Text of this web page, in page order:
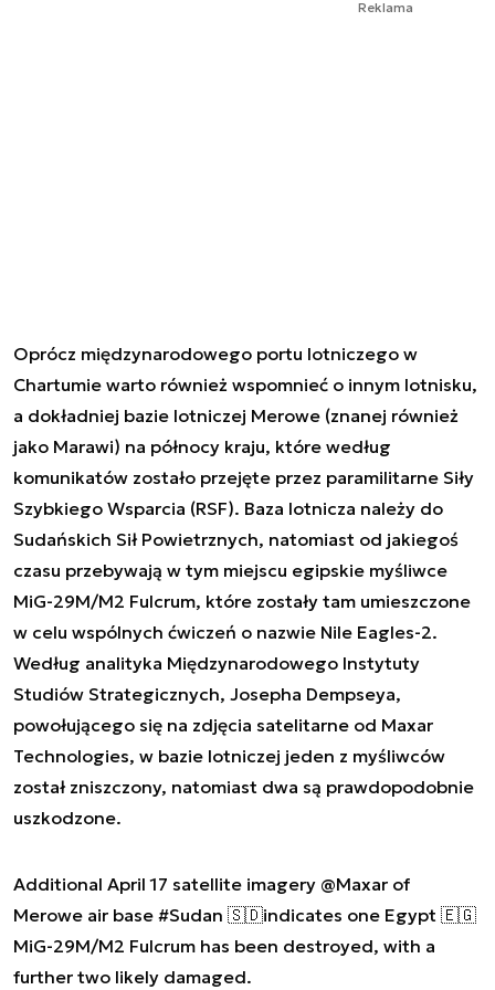
Reklama
Oprócz międzynarodowego portu lotniczego w
Chartumie warto również wspomnieć o innym lotnisku,
a dokładniej bazie lotniczej Merowe (znanej również
jako Marawi) na północy kraju, które według
komunikatów zostało przejęte przez paramilitarne Siły
Szybkiego Wsparcia (RSF). Baza lotnicza należy do
Sudańskich Sił Powietrznych, natomiast od jakiegoś
czasu przebywają w tym miejscu egipskie myśliwce
MiG-29M/M2 Fulcrum, które zostały tam umieszczone
w celu wspólnych ćwiczeń o nazwie Nile Eagles-2.
Według analityka Międzynarodowego Instytuty
Studiów Strategicznych, Josepha Dempseya,
powołującego się na zdjęcia satelitarne od Maxar
Technologies, w bazie lotniczej jeden z myśliwców
został zniszczony, natomiast dwa są prawdopodobnie
uszkodzone.
Additional April 17 satellite imagery @Maxar of
Merowe air base #Sudan 🇸🇩indicates one Egypt 🇪🇬
MiG-29M/M2 Fulcrum has been destroyed, with a
further two likely damaged.